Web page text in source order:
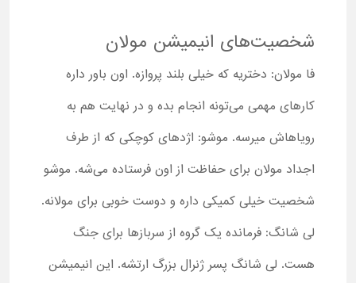
شخصیت‌های انیمیشن مولان
فا مولان: دختریه که خیلی بلند پروازه. اون باور داره
کارهای مهمی می‌تونه انجام بده و در نهایت هم به
رویاهاش میرسه. موشو: اژدهای کوچکی که از طرف
اجداد مولان برای حفاظت از اون فرستاده می‌شه. موشو
شخصیت خیلی کمیکی داره و دوست خوبی برای مولانه.
لی شانگ: فرمانده یک گروه از سربازها برای جنگ
هست. لی شانگ پسر ژنرال بزرگ ارتشه. این انیمیشن